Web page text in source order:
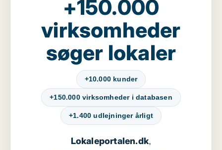
+150.000
virksomheder
søger lokaler
+10.000 kunder
+150.000 virksomheder i databasen
+1.400 udlejninger årligt
Lokaleportalen.dk,